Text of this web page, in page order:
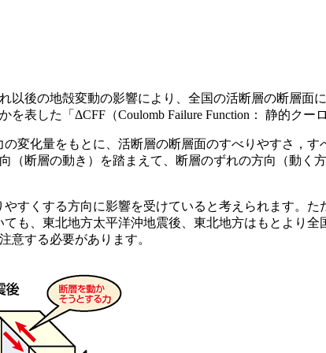
以後の地殻変動の影響により、全国の活断層の断層
表した「ΔCFF（Coulomb Failure Function： 静的クー
変化量をもとに、活断層の断層面のすべりやすさ，
（断層の動き）を踏まえて、断層のずれの方向（動
すくする方向に影響を受けていると考えられます。
も、東北地方太平洋沖地震後、東北地方はもとより
意する必要があります。